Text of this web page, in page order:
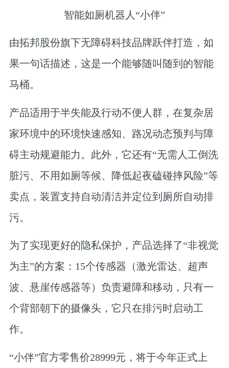
智能如厕机器人“小伴”
由拓邦股份旗下无障碍科技品牌跃伴打造，如
果一句话描述，这是一个能够随叫随到的智能
马桶。
产品适用于半失能及行动不便人群，在复杂居
家环境中的环境快速感知、路况动态预判与障
碍主动规避能力。此外，它还有“无需人工倒洗
脏污、不用如厕等候、降低起夜磕碰摔风险”等
卖点，装置支持自动清洁并定位到厕所自动排
污。
为了实现更好的隐私保护，产品选择了“非视觉
为主”的方案：15个传感器（激光雷达、超声
波、悬崖传感器等）负责避障和移动，只有一
个背部朝下的摄像头，它只在排污时启动工
作。
“小伴”官方零售价28999元，将于今年正式上